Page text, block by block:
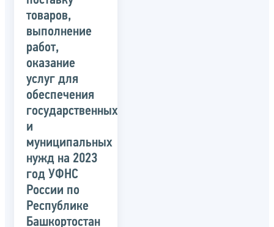
товаров,
выполнение
работ,
оказание
услуг для
обеспечения
государственных
и
муниципальных
нужд на 2023
год УФНС
России по
Республике
Башкортостан